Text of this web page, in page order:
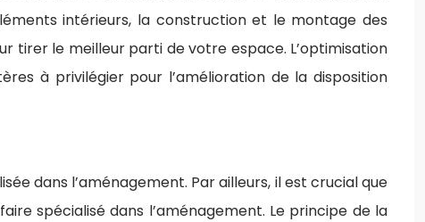
intérieurs, la construction et le montage des
tirer le meilleur parti de votre espace. L’optimisation
à privilégier pour l’amélioration de la disposition
dans l’aménagement. Par ailleurs, il est crucial que
spécialisé dans l’aménagement. Le principe de la